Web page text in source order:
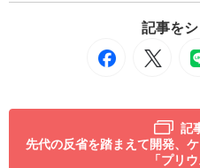
記事を
記
先代の反省を踏まえて開発、
「プリ